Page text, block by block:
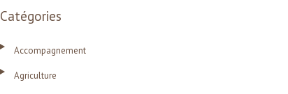
Catégories
Accompagnement
Agriculture